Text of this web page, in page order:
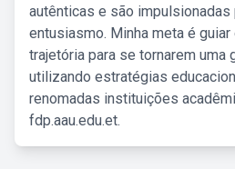
autênticas e são
entusiasmo. Minha meta é
trajetória para se tornarem uma
utilizando estratégias
renomadas instituições
fdp.aau.edu.et.